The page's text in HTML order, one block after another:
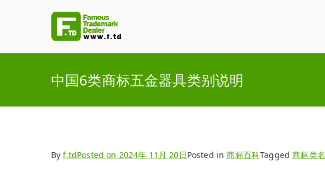
中国6类商标五金器具类别说明
Byf.tdPosted on 2024年 11月 20日Posted in商标百科Tagged商标类名